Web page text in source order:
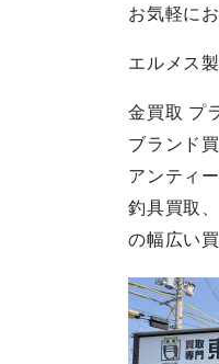
お気軽に
エルメス
金買取 プ
ブランド
アンティ
釣具買取
の幅広い